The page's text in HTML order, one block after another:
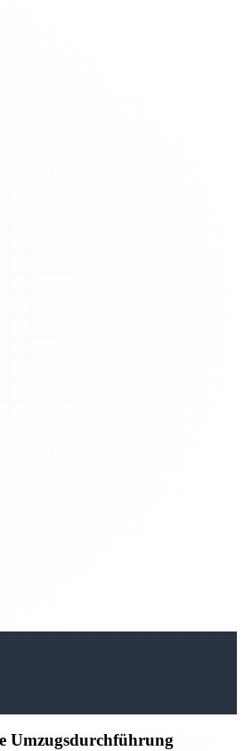
Umzugsdurchführung